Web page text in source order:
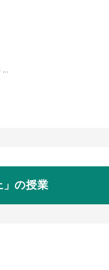
の授業